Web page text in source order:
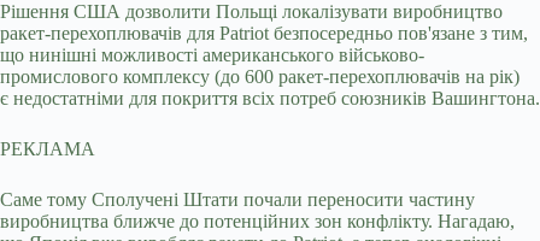
Рішення США дозволити Польщі локалізувати виробництво
ракет-перехоплювачів для Patriot безпосередньо пов'язане з тим,
що нинішні можливості американського військово-
промислового комплексу (до 600 ракет-перехоплювачів на рік)
є недостатніми для покриття всіх потреб союзників Вашингтона.
РЕКЛАМА
Саме тому Сполучені Штати почали переносити частину
виробництва ближче до потенційних зон конфлікту. Нагадаю,